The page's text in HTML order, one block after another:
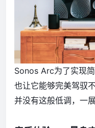
Sonos Arc为了实现
也让它能够完美驾驭
并没有这般低调，一